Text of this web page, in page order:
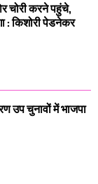
चोरी करने पहुंचे,
: किशोरी पेडनेकर
उप चुनावों में भाजपा